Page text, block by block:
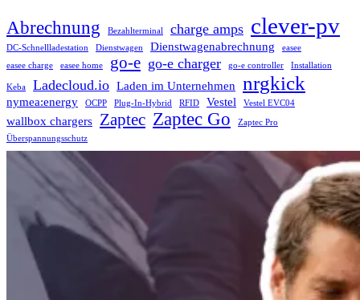
Abrechnung Bezahlterminal charge amps clever-pv
DC-Schnellladestation Dienstwagen Dienstwagenabrechnung
easee
easee charge
easee home go-e go-e charger go-e controller Installation
Keba Ladecloud.io Laden im Unternehmen nrgkick
nymea:energy OCPP Plug-In-Hybrid RFID Vestel Vestel EVC04
wallbox chargers Zaptec Zaptec Go
Zaptec Pro
Überspannungsschutz